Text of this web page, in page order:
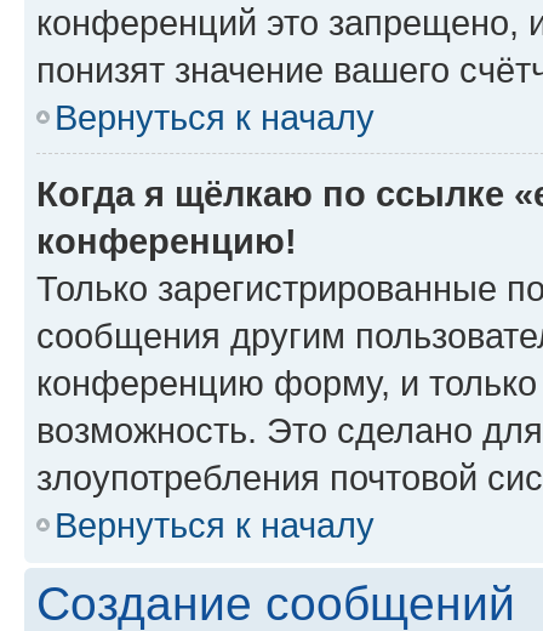
конференций это запрещено,
понизят значение вашего
Вернуться к началу
Когда я щёлкаю по ссылке
конференцию!
Только зарегистрированные
сообщения другим
конференцию форму, и
возможность. Это сделано
злоупотребления почтовой
Вернуться к началу
Создание сообщений